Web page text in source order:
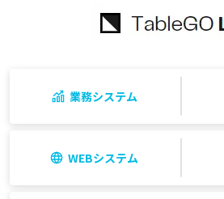
業務システム
WEBシステム